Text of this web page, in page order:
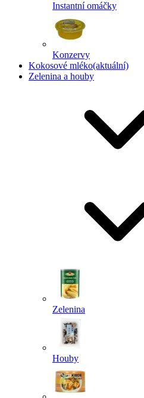
Instantní omáčky
Konzervy
Kokosové mléko(aktuální)
Zelenina a houby
Zelenina
Houby